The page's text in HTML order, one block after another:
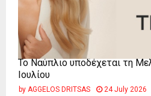
Το Ναύπλιο υποδέχεται τη
Ιουλίου
by AGGELOS DRITSAS 24 July 2026